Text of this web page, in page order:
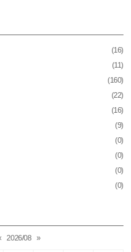
(16)
(11)
(160)
(22)
(16)
(9)
(0)
(0)
(0)
(0)
2026/08 »